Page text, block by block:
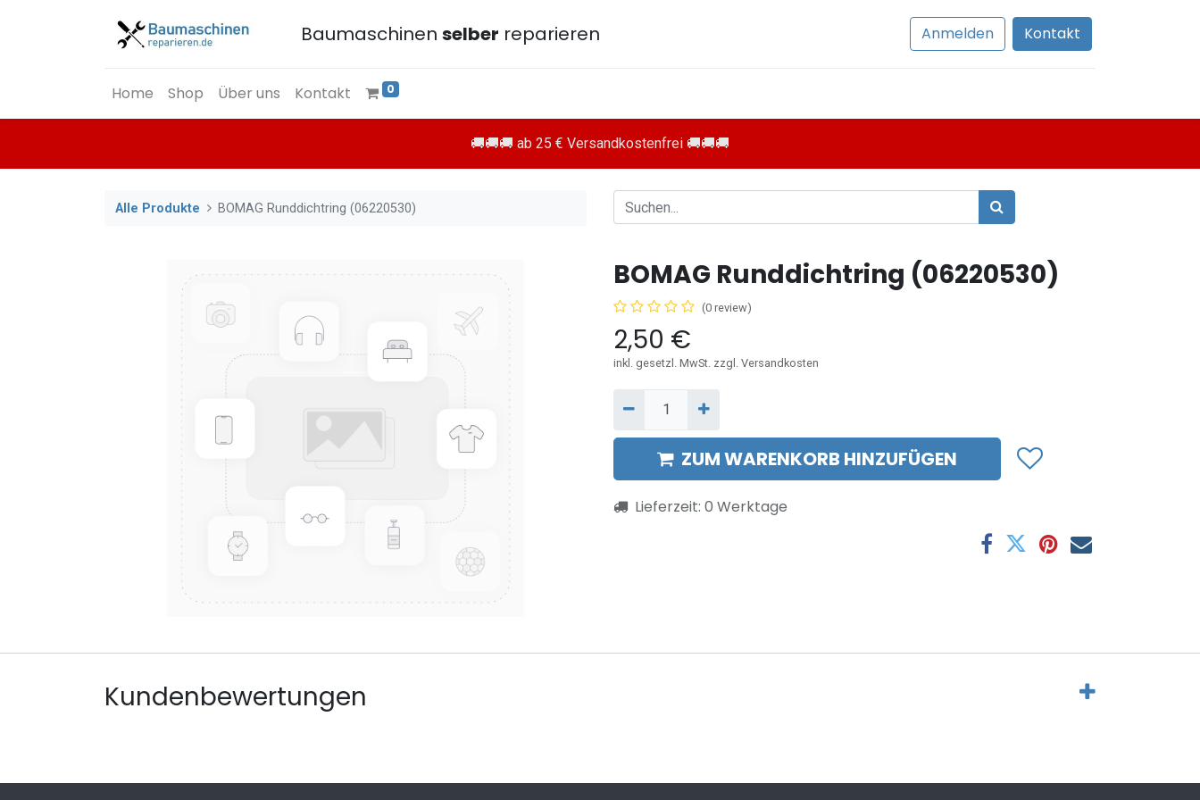
Baumaschinen selber reparieren Anmelden Kontakt
Home Shop Über uns Kontakt 0
🚚🚚🚚 ab 25 € Versandkostenfrei 🚚🚚🚚
Alle Produkte BOMAG Runddichtring (06220530)
BOMAG Runddichtring (06220530)
(0 review)
2,50 €
inkl. gesetzl. MwSt. zzgl. Versandkosten
ZUM WARENKORB HINZUFÜGEN
Lieferzeit: 0 Werktage
Kundenbewertungen